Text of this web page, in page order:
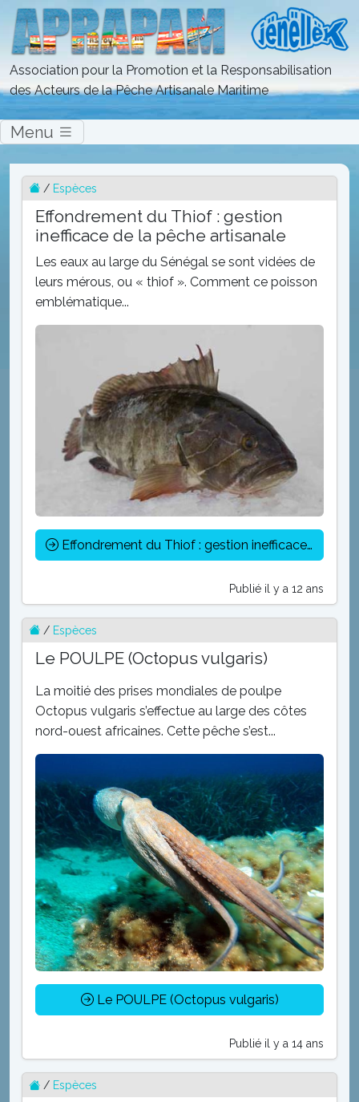
Association pour la Promotion et la Responsabilisation
des Acteurs de la Pêche Artisanale Maritime
Menu
/ Espèces
Effondrement du Thiof : gestion
inefficace de la pêche artisanale
Les eaux au large du Sénégal se sont vidées de
leurs mérous, ou « thiof ». Comment ce poisson
emblématique...
Effondrement du Thiof : gestion inefficace de la pêche artisanale
Publié il y a 12 ans
/ Espèces
Le POULPE (Octopus vulgaris)
La moitié des prises mondiales de poulpe
Octopus vulgaris s’effectue au large des côtes
nord-ouest africaines. Cette pêche s’est...
Le POULPE (Octopus vulgaris)
Publié il y a 14 ans
/ Espèces